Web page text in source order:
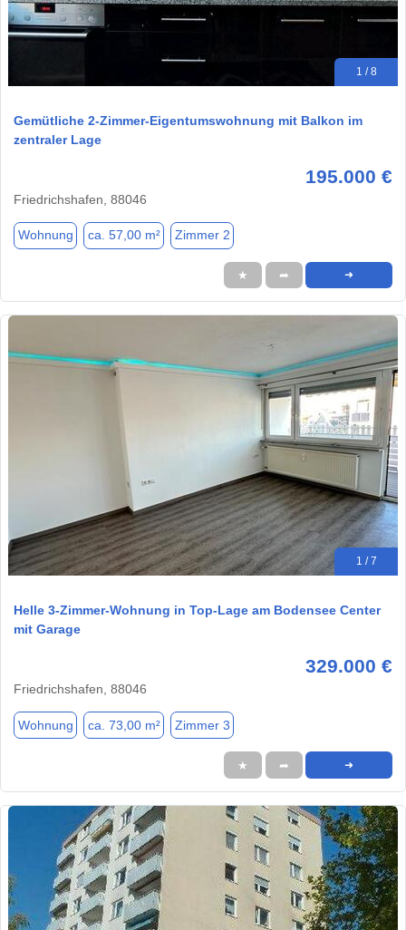
1 / 8
Gemütliche 2-Zimmer-Eigentumswohnung mit Balkon im
zentraler Lage
195.000 €
Friedrichshafen, 88046
Wohnung ca. 57,00 m² Zimmer 2
★ ➦ ➜
1 / 7
Helle 3-Zimmer-Wohnung in Top-Lage am Bodensee Center
mit Garage
329.000 €
Friedrichshafen, 88046
Wohnung ca. 73,00 m² Zimmer 3
★ ➦ ➜